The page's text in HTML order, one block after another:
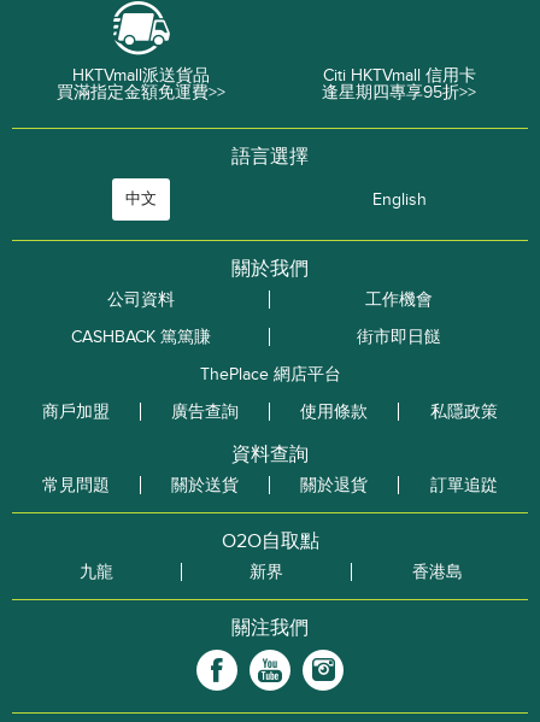
HKTVmall派送貨品
買滿指定金額免運費>>
Citi HKTVmall 信用卡
逢星期四專享95折>>
語言選擇
中文 English
關於我們
公司資料
工作機會
CASHBACK 篤篤賺
街市即日餸
ThePlace 網店平台
商戶加盟
廣告查詢 使用條款 私隱政策
資料查詢
常見問題 關於送貨 關於退貨 訂單追踨
O2O自取點
九龍 新界 香港島
關注我們